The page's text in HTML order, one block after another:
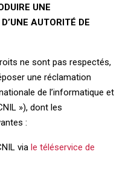
UNE
AUTORITÉ DE
ne sont pas respectés,
une réclamation
de l’informatique et
»), dont les
:
via le téléservice de